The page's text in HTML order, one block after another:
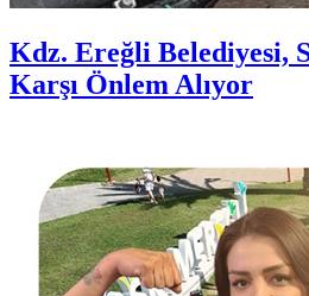
Kdz. Ereğli Belediyesi,
Karşı Önlem Alıyor